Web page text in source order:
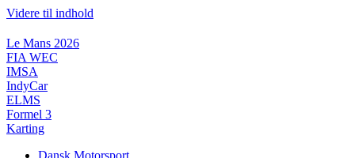
Videre til indhold
Le Mans 2026
FIA WEC
IMSA
IndyCar
ELMS
Formel 3
Karting
Dansk Motorsport